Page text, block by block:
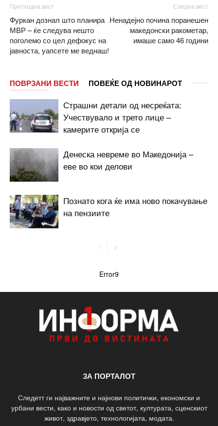
Претходна вест
Фуркан дознал што планира
МВР – ќе следува нешто
поголемо со цел дефокус на
јавноста, уапсете ме веднаш!
Следна вест
Ненадејно почина поранешен
македонски ракометар,
имаше само 46 години
ПОВРЗАНИ ВЕСТИ ПОВЕЌЕ ОД НОВИНАРОТ
Страшни детали од несреќата:
Учествувало и трето лице –
камерите открија се
Денеска невреме во Македонија –
еве во кои делови
Познато кога ќе има ново покачување
на пензиите
Error9
ЗА ПОРТАЛОТ
Следетт ги најважните и најнови политички, економски и
урбани вести, како и новости од светот, културата, сценскиот
живот, здравјето, технологијата, модата.